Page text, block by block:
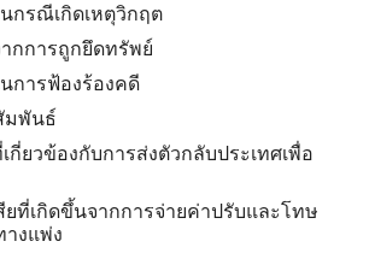
กรณีเกิดเหตุวิกฤต
กการถูกยึดทรัพย์
การฟ้องร้องคดี
มพันธ์
กี่ยวข้องกับการส่งตัวกลับประเทศเพื่อ
ที่เกิดขึ้นจากการจ่ายค่าปรับและโทษ
งแพ่ง